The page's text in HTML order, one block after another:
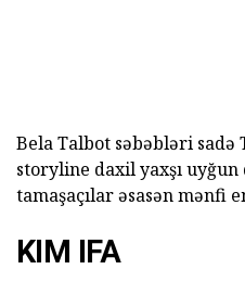
Bela Talbot səbəbləri sadə
storyline daxil yaxşı
tamaşaçılar əsasən mənfi
KIM IFA